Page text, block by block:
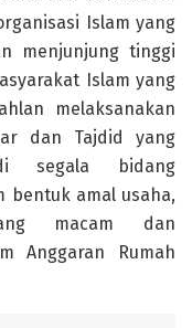
Islam yang
menjunjung tinggi
Islam yang
melaksanakan
dan Tajdid yang
segala bidang
bentuk amal usaha,
macam dan
Anggaran Rumah